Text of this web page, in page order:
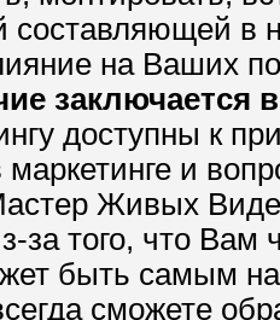
составляющей в
на Ваших
заключается
доступны к
и
Живых
за того, что
быть самым
сможете